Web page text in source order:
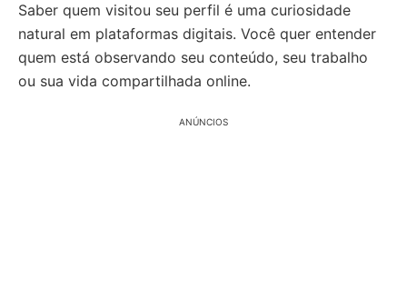
Saber quem visitou seu perfil é uma curiosidade
natural em plataformas digitais. Você quer entender
quem está observando seu conteúdo, seu trabalho
ou sua vida compartilhada online.
ANÚNCIOS